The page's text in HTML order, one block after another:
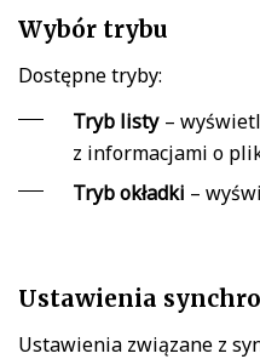
Wybór trybu
Dostępne tryby:
Tryb listy–
z informacjami o
Tryb okładki –
Ustawienia
Ustawienia związane z